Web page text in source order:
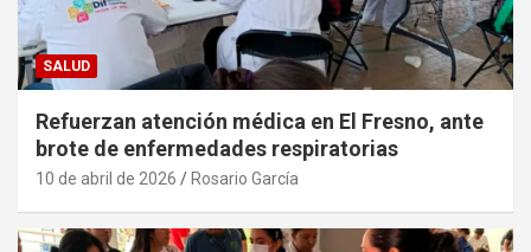
SALUD
Refuerzan atención médica en El Fresno, ante
brote de enfermedades respiratorias
10 de abril de 2026 Rosario García